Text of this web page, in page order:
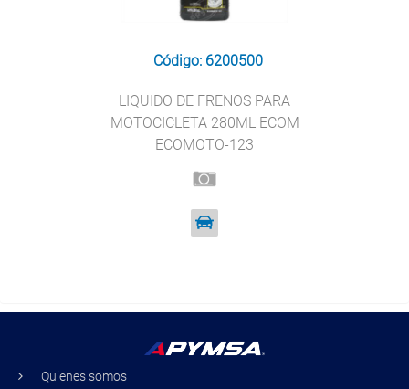
Código: 6200500
LIQUIDO DE FRENOS PARA
MOTOCICLETA 280ML ECOM
ECOMOTO-123
Quienes somos